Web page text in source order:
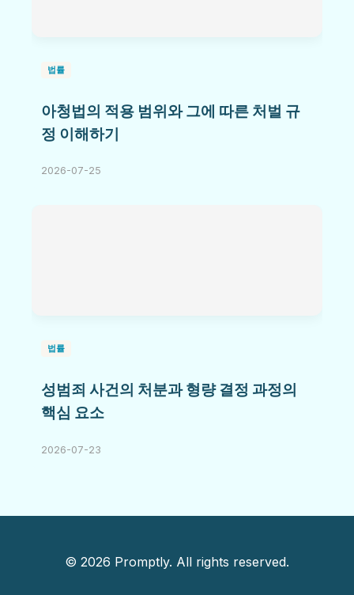
법률
아청법의 적용 범위와 그에 따른 처벌 규
정 이해하기
2026-07-25
법률
성범죄 사건의 처분과 형량 결정 과정의
핵심 요소
2026-07-23
© 2026 Promptly. All rights reserved.